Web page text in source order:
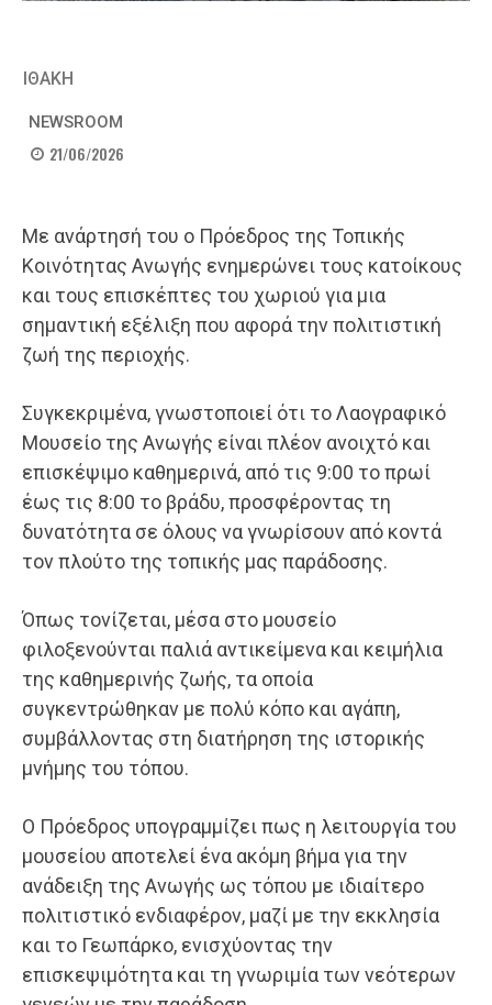
ΙΘΑΚΗ
NEWSROOM
21/06/2026
Με ανάρτησή του ο Πρόεδρος της Τοπικής
Κοινότητας Ανωγής ενημερώνει τους κατοίκους
και τους επισκέπτες του χωριού για μια
σημαντική εξέλιξη που αφορά την πολιτιστική
ζωή της περιοχής.
Συγκεκριμένα, γνωστοποιεί ότι το Λαογραφικό
Μουσείο της Ανωγής είναι πλέον ανοιχτό και
επισκέψιμο καθημερινά, από τις 9:00 το πρωί
έως τις 8:00 το βράδυ, προσφέροντας τη
δυνατότητα σε όλους να γνωρίσουν από κοντά
τον πλούτο της τοπικής μας παράδοσης.
Όπως τονίζεται, μέσα στο μουσείο
φιλοξενούνται παλιά αντικείμενα και κειμήλια
της καθημερινής ζωής, τα οποία
συγκεντρώθηκαν με πολύ κόπο και αγάπη,
συμβάλλοντας στη διατήρηση της ιστορικής
μνήμης του τόπου.
Ο Πρόεδρος υπογραμμίζει πως η λειτουργία του
μουσείου αποτελεί ένα ακόμη βήμα για την
ανάδειξη της Ανωγής ως τόπου με ιδιαίτερο
πολιτιστικό ενδιαφέρον, μαζί με την εκκλησία
και το Γεωπάρκο, ενισχύοντας την
επισκεψιμότητα και τη γνωριμία των νεότερων